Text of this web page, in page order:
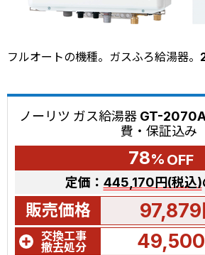
フルオートの機種。ガスふろ給湯器。
ノーリツ ガス給湯器 GT-
費・保証込み
78% OFF
定価： 445,170円(税込)
販売価格 97,879
交換工事
撤去処分